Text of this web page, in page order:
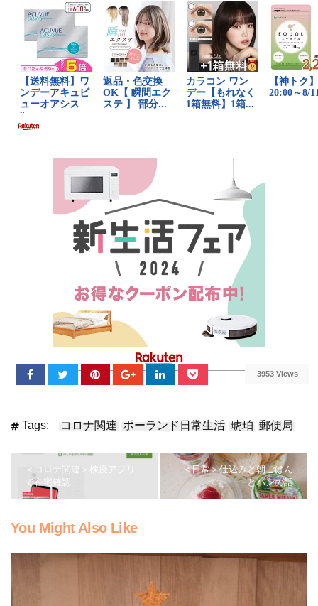
3953 Views
Tags: コロナ関連 ポーランド日常生活 琥珀 郵便局
＜コロナ関連＞検疫アプリ
で在宅確認
＜日常＞仕込みと朝ごはん
とパンの話
You Might Also Like